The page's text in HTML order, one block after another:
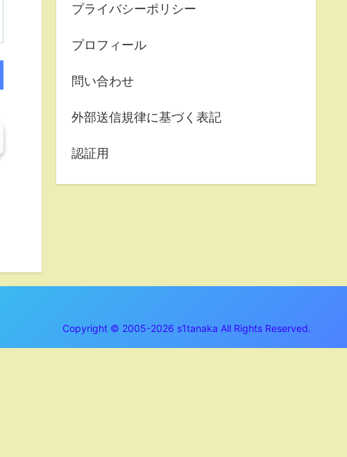
プライバシーポリシー
プロフィール
問い合わせ
外部送信規律に基づく表記
認証用
Copyright © 2005-2026 s1tanaka All Rights Reserved.